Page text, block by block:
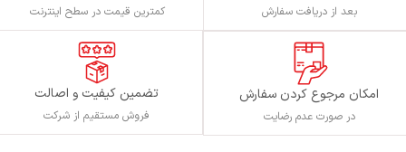
بعد از دریافت سفارش کمترین قیمت در سطح اینترنت
امکان مرجوع کردن سفارش
در صورت عدم رضایت
تضمین کیفیت و اصالت
فروش مستقیم از شرکت